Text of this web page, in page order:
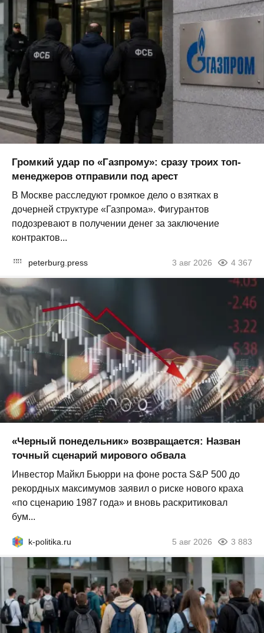
Громкий удар по «Газпрому»: сразу троих топ-
менеджеров отправили под арест
В Москве расследуют громкое дело о взятках в
дочерней структуре «Газпрома». Фигурантов
подозревают в получении денег за заключение
контрактов...
peterburg.press 3 авг 2026 4 367
«Черный понедельник» возвращается: Назван
точный сценарий мирового обвала
Инвестор Майкл Бьюрри на фоне роста S&P 500 до
рекордных максимумов заявил о риске нового краха
«по сценарию 1987 года» и вновь раскритиковал
бум...
k-politika.ru 5 авг 2026 3 883